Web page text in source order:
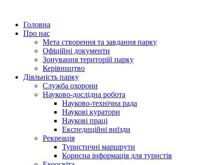
Головна
Про нас
Мета створення та завдання парку
Офіційні документи
Зонування територій парку
Керівництво
Діяльність парку
Служба охорони
Науково-дослідна робота
Науково-технічна рада
Наукові куратори
Наукові праці
Експедиційні виїзди
Рекреація
Туристичні маршрути
Корисна інформація для туристів